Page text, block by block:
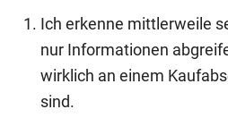
Ich erkenne mittlerweile
nur Informationen
wirklich an einem
sind.